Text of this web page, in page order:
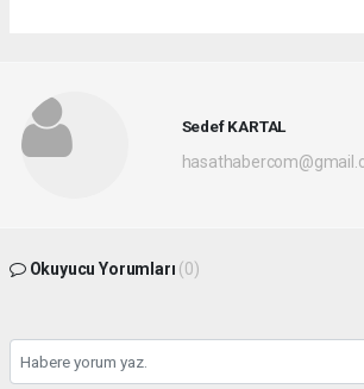
Sedef KARTAL
Okuyucu Yorumları (0)